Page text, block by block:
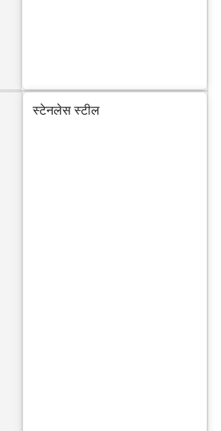
स्टेनलेस स्टील